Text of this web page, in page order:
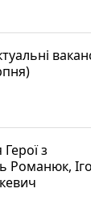
з
Романюк,